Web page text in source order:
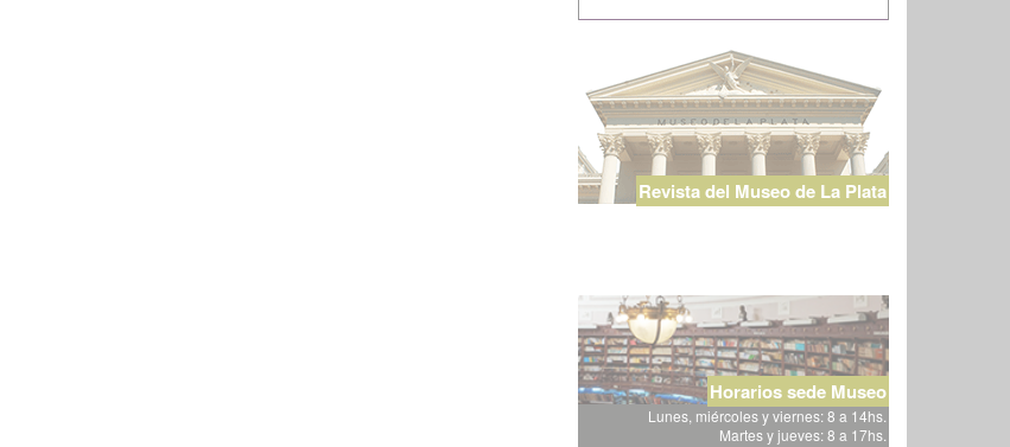
Revista del Museo de La Plata
Horarios sede Museo
Lunes, miércoles y viernes: 8 a 14hs.
Martes y jueves: 8 a 17hs.